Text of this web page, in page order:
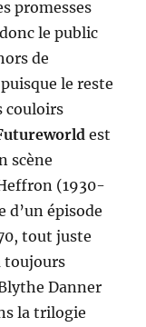
promesses
le public
de
le reste
couloirs
est
scène
(1930-
d’un épisode
tout juste
toujours
Danner
la trilogie